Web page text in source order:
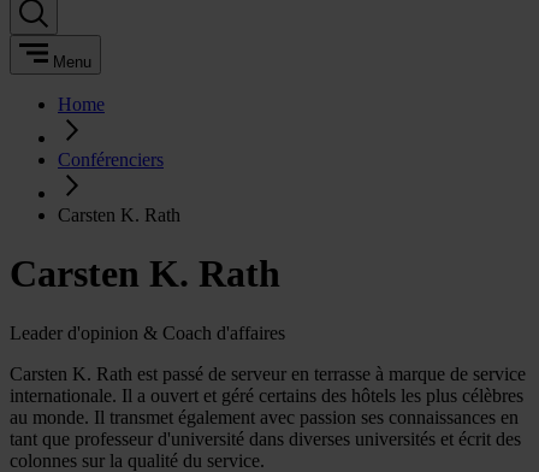
Menu
Home
Conférenciers
Carsten K. Rath
Carsten K. Rath
Leader d'opinion & Coach d'affaires
Carsten K. Rath est passé de serveur en terrasse à marque de service
internationale. Il a ouvert et géré certains des hôtels les plus célèbres
au monde. Il transmet également avec passion ses connaissances en
tant que professeur d'université dans diverses universités et écrit des
colonnes sur la qualité du service.